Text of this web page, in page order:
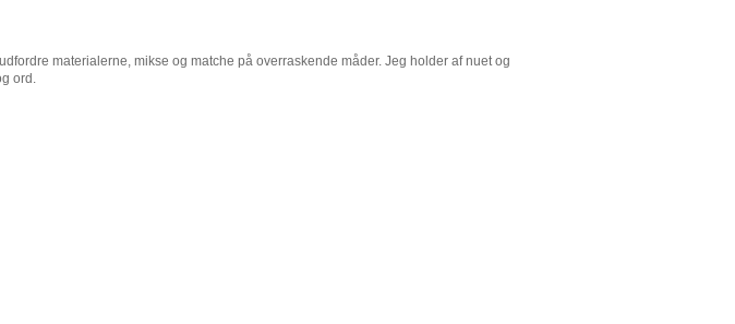
materialerne, mikse og matche på overraskende måder. Jeg holder af nuet og
ord.